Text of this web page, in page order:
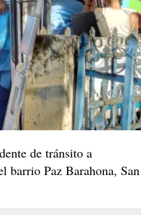
de tránsito a
barrio Paz Barahona, San